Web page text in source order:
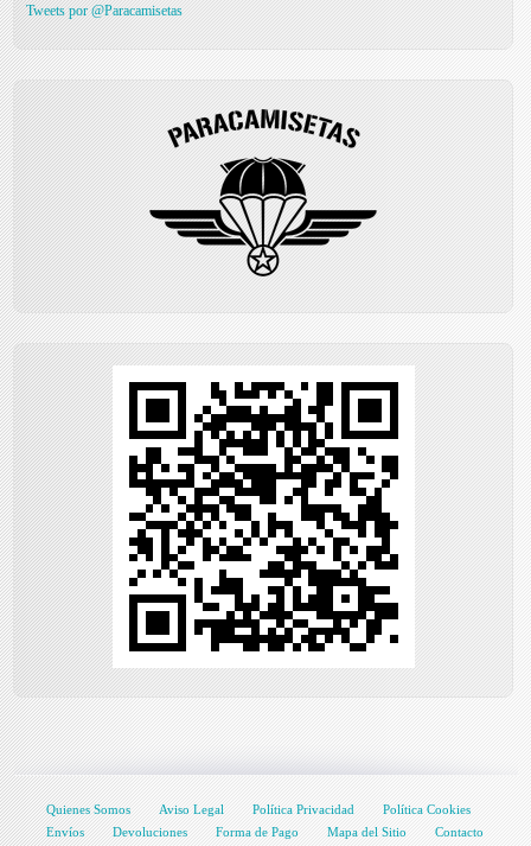
Tweets por @Paracamisetas
Quienes Somos Aviso Legal Política Privacidad
Política Cookies
Envíos
Devoluciones Forma de Pago Mapa del Sitio Contacto